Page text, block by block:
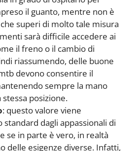
il guanto, mentre non è
superi di molto tale misura
sarà difficile accedere ai
il freno o il cambio di
riassumendo, delle buone
devono consentire il
sempre la mano
posizione.
: questo valore viene
standard dagli appassionali di
se in parte è vero, in realtà
delle esigenze diverse. Infatti,